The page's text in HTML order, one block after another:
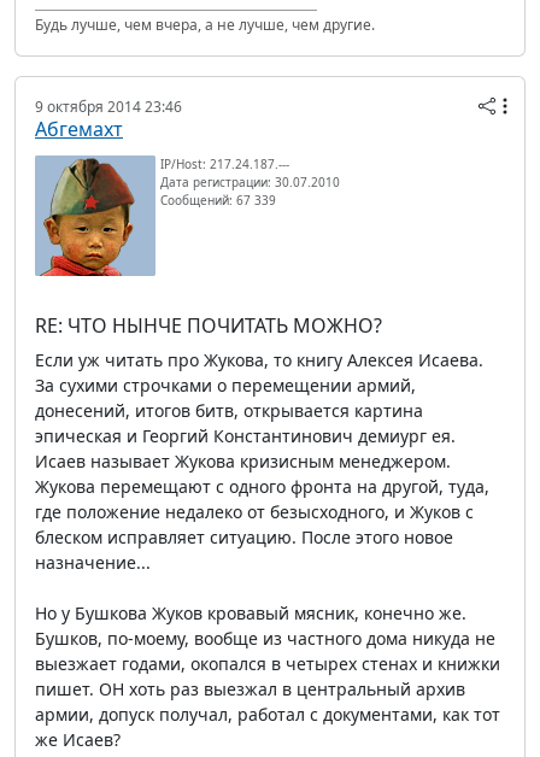
Будь лучше, чем вчера, а не лучше, чем другие.
9 октября 2014 23:46
Абгемахт
IP/Host: 217.24.187.---
Дата регистрации: 30.07.2010
Сообщений: 67 339
RE: ЧТО НЫНЧЕ ПОЧИТАТЬ МОЖНО?
Если уж читать про Жукова, то книгу Алексея Исаева.
За сухими строчками о перемещении армий,
донесений, итогов битв, открывается картина
эпическая и Георгий Константинович демиург ея.
Исаев называет Жукова кризисным менеджером.
Жукова перемещают с одного фронта на другой, туда,
где положение недалеко от безысходного, и Жуков с
блеском исправляет ситуацию. После этого новое
назначение...
Но у Бушкова Жуков кровавый мясник, конечно же.
Бушков, по-моему, вообще из частного дома никуда не
выезжает годами, окопался в четырех стенах и книжки
пишет. ОН хоть раз выезжал в центральный архив
армии, допуск получал, работал с документами, как тот
же Исаев?